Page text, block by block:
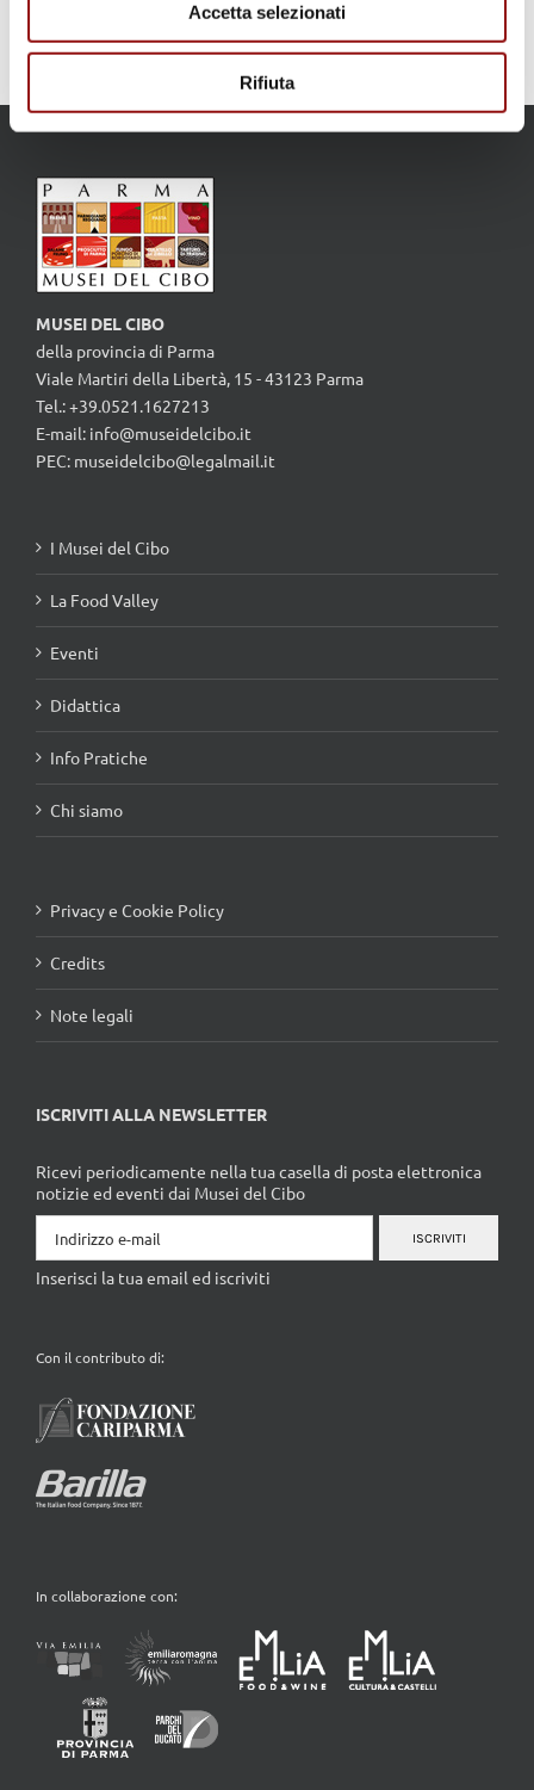
Accetta selezionati
Rifiuta
MUSEI DEL CIBO
della provincia di Parma
Viale Martiri della Libertà, 15 - 43123 Parma
Tel.: +39.0521.1627213
E-mail: info@museidelcibo.it
PEC: museidelcibo@legalmail.it
I Musei del Cibo
La Food Valley
Eventi
Didattica
Info Pratiche
Chi siamo
Privacy e Cookie Policy
Credits
Note legali
ISCRIVITI ALLA NEWSLETTER
Ricevi periodicamente nella tua casella di posta elettronica
notizie ed eventi dai Musei del Cibo
ISCRIVITI
Inserisci la tua email ed iscriviti
Con il contributo di:
In collaborazione con: